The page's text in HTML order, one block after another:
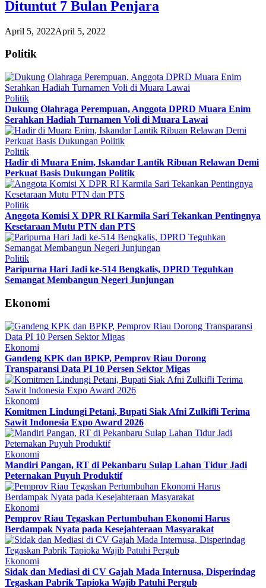
Dituntut 7 Bulan Penjara
April 5, 2022April 5, 2022
Politik
Politik
Dukung Olahraga Perempuan, Anggota DPRD Muara Enim
Serahkan Hadiah Turnamen Voli di Muara Lawai
Politik
Hadir di Muara Enim, Iskandar Lantik Ribuan Relawan Demi
Perkuat Basis Dukungan Politik
Politik
Anggota Komisi X DPR RI Karmila Sari Tekankan Pentingnya
Kesetaraan Mutu PTN dan PTS
Politik
Paripurna Hari Jadi ke-514 Bengkalis, DPRD Teguhkan
Semangat Membangun Negeri Junjungan
Ekonomi
Ekonomi
Gandeng KPK dan BPKP, Pemprov Riau Dorong
Transparansi Data PI 10 Persen Sektor Migas
Ekonomi
Komitmen Lindungi Petani, Bupati Siak Afni Zulkifli Terima
Sawit Indonesia Expo Award 2026
Ekonomi
Mandiri Pangan, RT di Pekanbaru Sulap Lahan Tidur Jadi
Peternakan Puyuh Produktif
Ekonomi
Pemprov Riau Tegaskan Pertumbuhan Ekonomi Harus
Berdampak Nyata pada Kesejahteraan Masyarakat
Ekonomi
Sidak dan Mediasi di CV Gajah Mada Internusa, Disperindag
Tegaskan Pabrik Tapioka Wajib Patuhi Pergub